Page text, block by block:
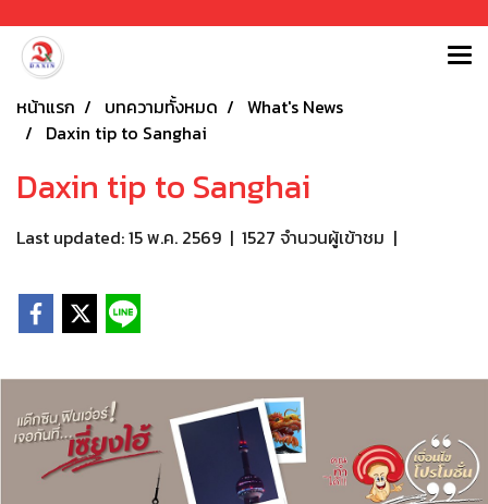
หน้าแรก บทความทั้งหมด
What's News
Daxin tip to Sanghai
Daxin tip to Sanghai
Last updated: 15 พ.ค. 2569 | 1527 จำนวนผู้เข้าชม |